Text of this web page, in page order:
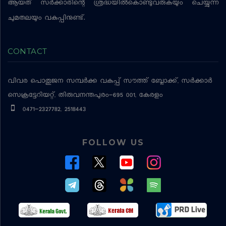
ആയത് സര്‍ക്കാരിന്റെ ശ്രദ്ധയില്‍കൊണ്ടുവരുകയും ചെയ്യുന്ന
ചുമതലയും വകുപ്പിനുണ്ട്.
CONTACT
വിവര പൊതുജന സമ്പര്‍ക്ക വകുപ്പ് സൗത്ത് ബ്ലോക്ക്, സര്‍ക്കാര്‍
സെക്രട്ടേറിയറ്റ്, തിരുവനന്തപുരം-695 001, കേരളം
0471-2327782, 2518443
FOLLOW US